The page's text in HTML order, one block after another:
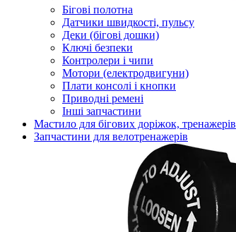
Бігові полотна
Датчики швидкості, пульсу
Деки (бігові дошки)
Ключі безпеки
Контролери і чипи
Мотори (електродвигуни)
Плати консолі і кнопки
Приводні ремені
Інші запчастини
Мастило для бігових доріжок, тренажерів
Запчастини для велотренажерів